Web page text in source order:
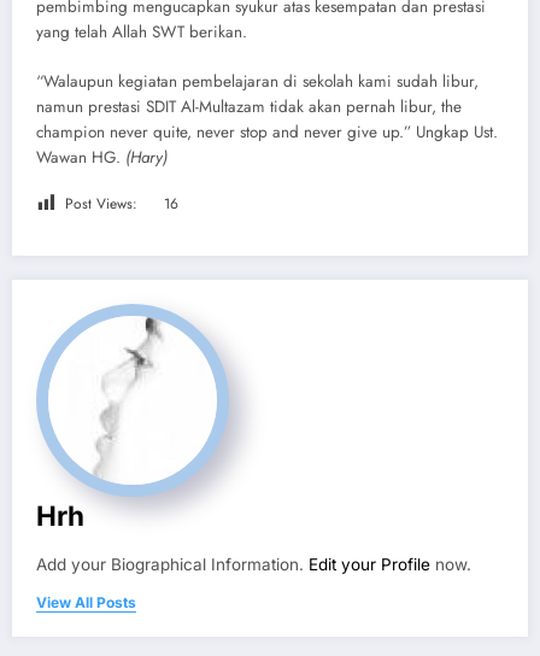
pembimbing mengucapkan syukur atas kesempatan dan prestasi
yang telah Allah SWT berikan.
“Walaupun kegiatan pembelajaran di sekolah kami sudah libur,
namun prestasi SDIT Al-Multazam tidak akan pernah libur, the
champion never quite, never stop and never give up.” Ungkap Ust.
Wawan HG. (Hary)
Post Views: 16
Hrh
Add your Biographical Information. Edit your Profile now.
View All Posts